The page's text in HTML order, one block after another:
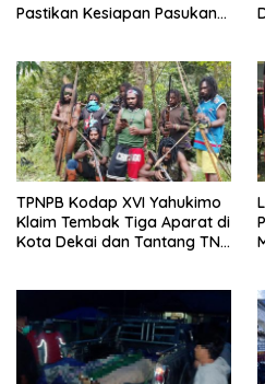
Pastikan Kesiapan Pasukan
TPNPB Kodap XVI Yahukimo
Klaim Tembak Tiga Aparat di
Kota Dekai dan Tantang TNI-